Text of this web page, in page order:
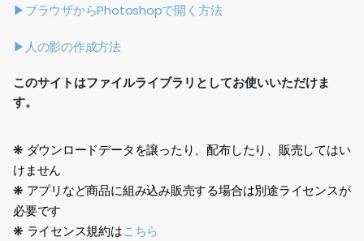
▶ブラウザからPhotoshopで開く方法
▶人の影の作成方法
このサイトはファイルライブラリとしてお使いいただけま
す。
❋ ダウンロードデータを譲ったり、配布したり、販売してはい
けません
❋ アプリなど商品に組み込み販売する場合は別途ライセンスが
必要です
❋ ライセンス規約はこちら